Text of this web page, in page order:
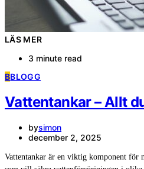
LÄS MER
3 minute read
BBLOGG
Vattentankar – Allt
bysimon
december 2, 2025
Vattentankar är en viktig komponent för